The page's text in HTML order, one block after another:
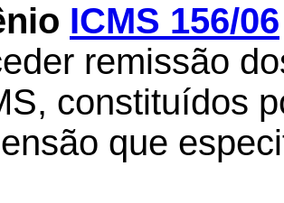
ICMS 156/06
remissão
constituídos
que